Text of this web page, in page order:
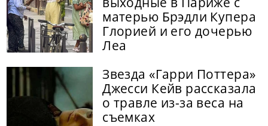
матерью Брэдли Купера
Глорией и его дочерью
Леа
Звезда «Гарри Поттера»
Джесси Кейв рассказала
о травле из-за веса на
съемках